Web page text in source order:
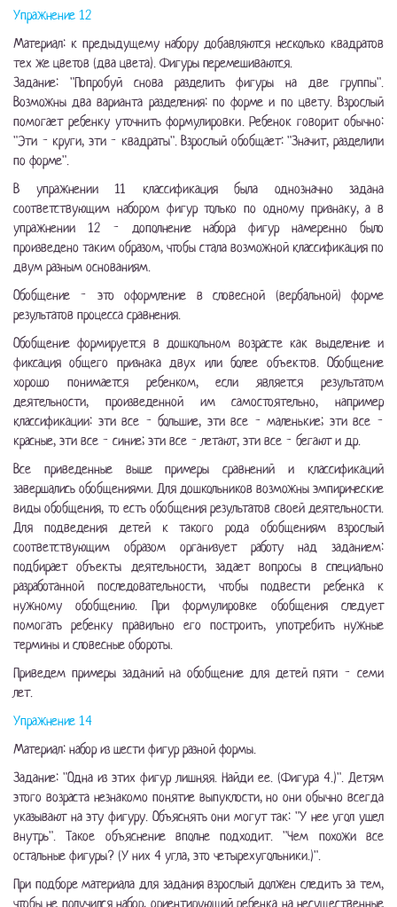
Упражнение 12
Материал: к предыдущему набору добавляются несколько квадратов
тех же цветов (два цвета). Фигуры перемешиваются.
Задание: "Попробуй снова разделить фигуры на две группы".
Возможны два варианта разделения: по форме и по цвету. Взрослый
помогает ребенку уточнить формулировки. Ребенок говорит обычно:
"Эти - круги, эти - квадраты". Взрослый обобщает: "Значит, разделили
по форме".
В упражнении 11 классификация была однозначно задана
соответствующим набором фигур только по одному признаку, а в
упражнении 12 - дополнение набора фигур намеренно было
произведено таким образом, чтобы стала возможной классификация по
двум разным основаниям.
Обобщение - это оформление в словесной (вербальной) форме
результатов процесса сравнения.
Обобщение формируется в дошкольном возрасте как выделение и
фиксация общего признака двух или более объектов. Обобщение
хорошо понимается ребенком, если является результатом
деятельности, произведенной им самостоятельно, например
классификации: эти все - большие, эти все - маленькие; эти все -
красные, эти все - синие; эти все - летают, эти все - бегают и др.
Все приведенные выше примеры сравнений и классификаций
завершались обобщениями. Для дошкольников возможны эмпирические
виды обобщения, то есть обобщения результатов своей деятельности.
Для подведения детей к такого рода обобщениям взрослый
соответствующим образом организует работу над заданием:
подбирает объекты деятельности, задает вопросы в специально
разработанной последовательности, чтобы подвести ребенка к
нужному обобщению. При формулировке обобщения следует
помогать ребенку правильно его построить, употребить нужные
термины и словесные обороты.
Приведем примеры заданий на обобщение для детей пяти - семи
лет.
Упражнение 14
Материал: набор из шести фигур разной формы.
Задание: "Одна из этих фигур лишняя. Найди ее. (Фигура 4.)". Детям
этого возраста незнакомо понятие выпуклости, но они обычно всегда
указывают на эту фигуру. Объяснять они могут так: "У нее угол ушел
внутрь". Такое объяснение вполне подходит. "Чем похожи все
остальные фигуры? (У них 4 угла, это четырехугольники.)".
При подборе материала для задания взрослый должен следить за тем,
чтобы не получился набор, ориентирующий ребенка на несущественные